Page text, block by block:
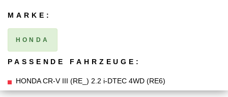
MARKE:
HONDA
PASSENDE FAHRZEUGE:
HONDA CR-V III (RE_) 2.2 i-DTEC 4WD (RE6)